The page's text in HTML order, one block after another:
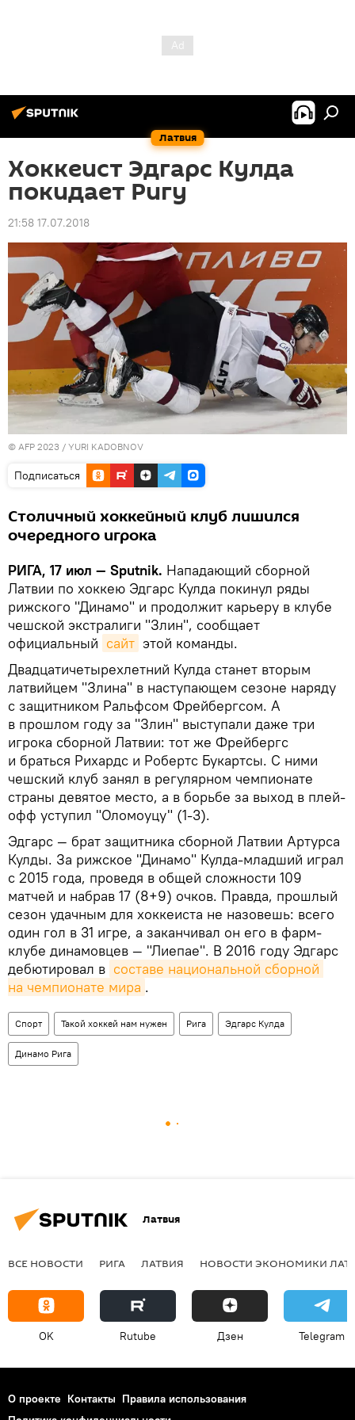
Латвия
Хоккеист Эдгарс Кулда
покидает Ригу
21:58 17.07.2018
© AFP 2023 / YURI KADOBNOV
Подписаться
Столичный хоккейный клуб лишился
очередного игрока
РИГА, 17 июл — Sputnik. Hападающий сборной
Латвии по хоккею Эдгарс Кулда покинул ряды
рижского "Динамо" и продолжит карьеру в клубе
чешской экстралиги "Злин", сообщает
официальный сайт этой команды.
Двадцатичетырехлетний Кулда станет вторым
латвийцем "Злина" в наступающем сезоне наряду
с защитником Ральфсом Фрейбергсом. А
в прошлом году за "Злин" выступали даже три
игрока сборной Латвии: тот же Фрейбергс
и браться Рихардс и Робертс Букартсы. С ними
чешский клуб занял в регулярном чемпионате
страны девятое место, а в борьбе за выход в плей-
офф уступил "Оломоуцу" (1-3).
Эдгарс — брат защитника сборной Латвии Артурса
Кулды. За рижское "Динамо" Кулда-младший играл
с 2015 года, проведя в общей сложности 109
матчей и набрав 17 (8+9) очков. Правда, прошлый
сезон удачным для хоккеиста не назовешь: всего
один гол в 31 игре, а заканчивал он его в фарм-
клубе динамовцев — "Лиепае". В 2016 году Эдгарс
дебютировал в составе национальной сборной
на чемпионате мира .
Спорт Такой хоккей нам нужен Рига Эдгарс Кулда
Динамо Рига
Латвия
ВСЕ НОВОСТИ РИГА ЛАТВИЯ НОВОСТИ ЭКОНОМИКИ
OK Rutube Дзен Telegram
О проекте Контакты Правила использования